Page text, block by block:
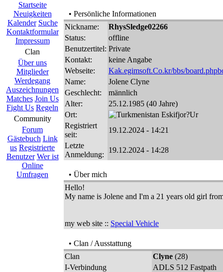
Startseite
Neuigkeiten
Kalender Suche
Kontaktformular
Impressum
Clan
Über uns
Mitglieder
Werdegang
Auszeichnungen
Matches Join Us
Fight Us Regeln
Community
Forum
Gästebuch Link
us Registrierte
Benutzer Wer ist
Online
Umfragen
• Persönliche Informationen
Nickname:
RhysSledge02266
Status:
offline
Benutzertitel: Private
Kontakt:
keine Angabe
Webseite:
Kak.egimsoft.Co.kr/bbs/
Name:
Jolene Clyne
Geschlecht:
männlich
Alter:
25.12.1985 (40 Jahre)
Ort:
Eskifjor?Ur
Registriert
seit:
19.12.2024 - 14:21
Letzte
Anmeldung:
19.12.2024 - 14:28
• Über mich
Hello!
My name is Jolene and I'm a 21 years old girl
my web site :: Special Vehicle
• Clan / Ausstattung
Clan
Clyne (28)
I-Verbindung
ADLS 512 Fastpath